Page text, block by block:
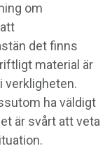
om
det finns
material är
verkligheten.
ha väldigt
är svårt att veta